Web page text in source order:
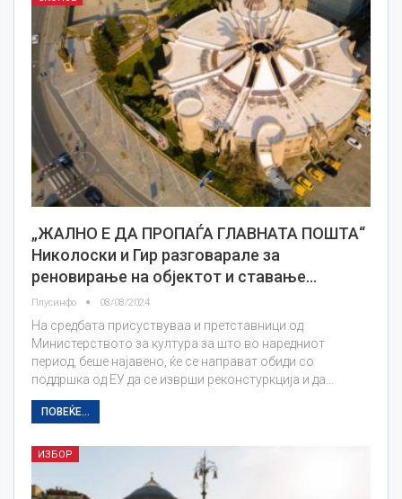
„ЖАЛНО Е ДА ПРОПАЃА ГЛАВНАТА ПОШТА“
Николоски и Гир разговарале за
реновирање на објектот и ставање…
Плусинфо 08/08/2024
На средбата присуствуваа и претставници од
Министерството за културa за што во наредниот
период, беше најавено, ќе се направат обиди со
поддршка од ЕУ да се изврши реконстуркција и да…
ПОВЕЌЕ...
ИЗБОР